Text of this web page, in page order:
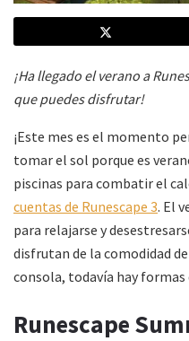
¡Ha llegado el verano a
que puedes disfrutar!
¡Este mes es el momento
tomar el sol porque es
piscinas para combatir el
cuentas de Runescape 3. El
para relajarse y
disfrutan de la comodidad
consola, todavía hay
Runescape